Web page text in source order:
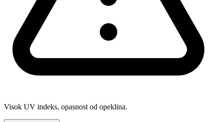
Visok UV indeks, opasnost od opeklina.